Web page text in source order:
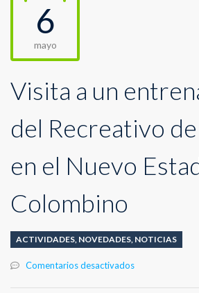
6
mayo
Visita a un
del Recreativo
en el Nuevo
Colombino
ACTIVIDADES, NOVEDADES, NOTICIAS
Comentarios desactivadosen
Visita